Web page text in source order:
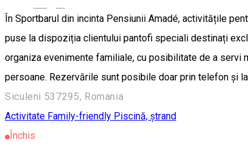
În Sportbarul din incinta Pensiunii Amadé, activitățile
puse la dispoziția clientului pantofi speciali destinați
organiza evenimente familiale, cu posibilitate de a servi
persoane. Rezervările sunt posibile doar prin telefon și
Siculeni 537295, Romania
Activitate Family-friendly Piscină, ștrand
Închis